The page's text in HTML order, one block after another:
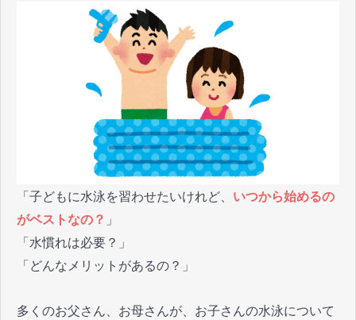
「子どもに水泳を習わせたいけれど、 いつから始めるの
がベストなの？ 」
「水慣れは必要？」
「どんなメリットがあるの？」
多くのお父さん、お母さんが、お子さんの水泳について